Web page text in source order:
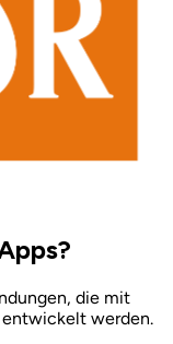
die mit
entwickelt werden.